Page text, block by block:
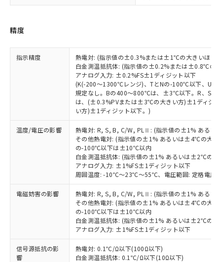
精度
指示精度
熱電対: (指示値の±0.3%または±1℃の大きいほう
白金測温抵抗体: (指示値の±0.2%または±0.8℃の
アナログ入力: ±0.2%FS±1ディジット以下
(K(-200～1300℃レンジ)、TとNの-100℃以下、U
規定なし。Bの400～800℃は、±3℃以下。R、S
は、(±0.3%PVまたは±3℃の大きい方)±1ディジ
い方)±1ディジット以下。)
温度/電圧の影響
熱電対: R, S, B, C/W, PLⅡ: (指示値の±1% ある
その他熱電対: (指示値の±1% あるいは±4℃の大き
の-100℃以下は±10℃以内
白金測温抵抗体: (指示値の±1% あるいは±2℃の大
アナログ入力: ±1%FS±1ディジット以下
周囲温度: -10℃～23℃～55℃、電圧範囲: 定格電圧
電磁妨害の影響
熱電対: R, S, B, C/W, PLⅡ: (指示値の±1% ある
その他熱電対: (指示値の±1% あるいは±4℃の大き
の-100℃以下は±10℃以内
白金測温抵抗体: (指示値の±1% あるいは±2℃の大
アナログ入力: ±1%FS±1ディジット以下
信号源抵抗の影
響
熱電対: 0.1℃/Ω以下(100Ω以下)
白金測温抵抗体: 0.1℃/Ω以下(10Ω以下)
また、RoHS指令のフタル酸エステル類４
既に当社にて対応品への在庫切替を完了
していることから、特段のことがない限
り、2022年1月12日より割愛しておりま